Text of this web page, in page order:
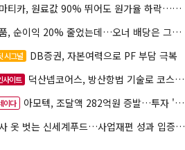
아로마티카, 원료값 90% 뛰어도 원가율 하락…직거래로 방어
정식품, 순이익 20% 줄었는데…오너 배당은 그대로
시그널 DB증권, 자본여력으로 PF 부담 극복
사이트 덕산넵코어스, 방산항법 기술로 코스닥 노크
이다
아모텍, 조달액 282억원 증발…투자 '속도 조절' 불가피
상장사 옷 벗는 신세계푸드…사업재편 성과 입증할까